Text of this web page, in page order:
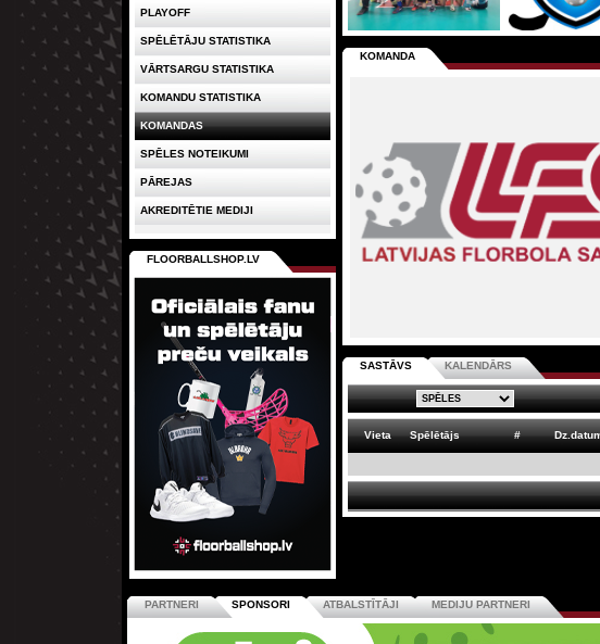
KOMANDA
SASTĀVS KALENDĀRS
Vieta Spēlētājs #
PLAYOFF
SPĒLĒTĀJU STATISTIKA
VĀRTSARGU STATISTIKA
KOMANDU STATISTIKA
KOMANDAS
SPĒLES NOTEIKUMI
PĀREJAS
AKREDITĒTIE MEDIJI
FLOORBALLSHOP.LV
PARTNERI SPONSORI ATBALSTĪTĀJI MEDIJU PARTNERI